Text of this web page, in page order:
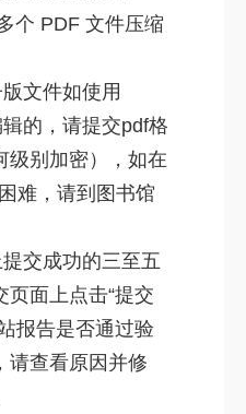
个 PDF 文件压缩
文件如使用
的，请提交pdf格
级别加密），如在
难，请到图书馆
交成功的三至五
面上点击“提交
报告是否通过验
请查看原因并修